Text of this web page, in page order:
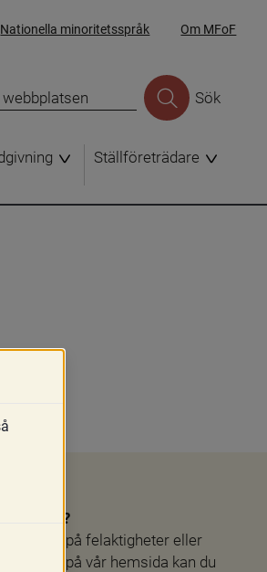
Nationella minoritetsspråk Om MFoF
Sök
Ställföreträdare
du stöta på felaktigheter eller
problem på vår hemsida kan du